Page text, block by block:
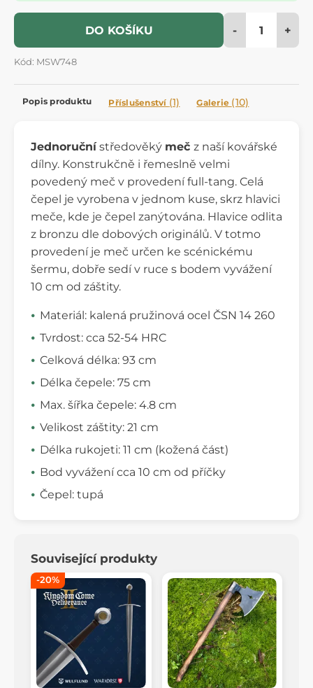
DO KOŠÍKU - +
Kód: MSW748
Popis produktu Příslušenství (1) Galerie (10)
Jednoručnístředověký meč z naší kovářské
dílny. Konstrukčně i řemeslně velmi
povedený meč v provedení full-tang. Celá
čepel je vyrobena v jednom kuse, skrz hlavici
meče, kde je čepel zanýtována. Hlavice odlita
z bronzu dle dobových originálů. V totmo
provedení je meč určen ke scénickému
šermu, dobře sedí v ruce s bodem vyvážení
10 cm od záštity.
Materiál: kalená pružinová ocel ČSN 14 260
Tvrdost: cca 52-54 HRC
Celková délka: 93 cm
Délka čepele: 75 cm
Max. šířka čepele: 4.8 cm
Velikost záštity: 21 cm
Délka rukojeti: 11 cm (kožená část)
Bod vyvážení cca 10 cm od příčky
Čepel: tupá
Související produkty
-20%